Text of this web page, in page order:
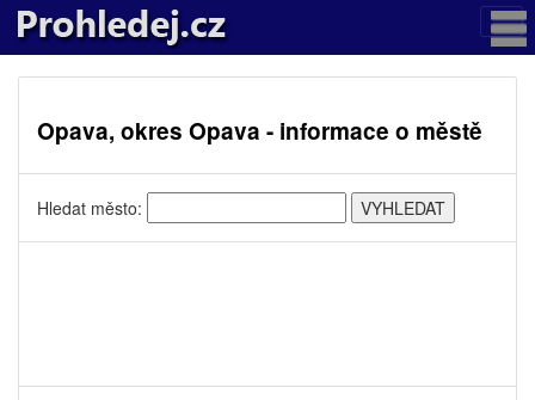
Opava, okres Opava - informace o městě
Hledat město: